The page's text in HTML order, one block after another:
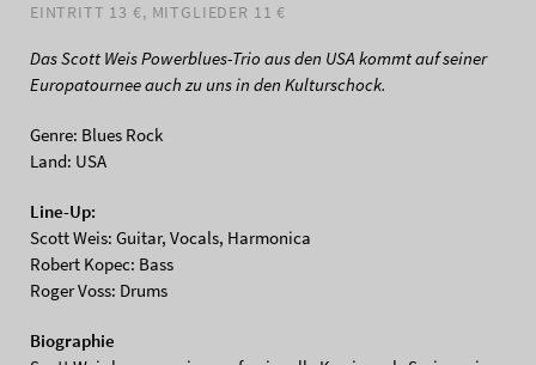
EINTRITT 13 €, MITGLIEDER 11 €
Das Scott Weis Powerblues-Trio aus den USA kommt auf seiner
Europatournee auch zu uns in den Kulturschock.
Genre: Blues Rock
Land: USA
Line-Up:
Scott Weis: Guitar, Vocals, Harmonica
Robert Kopec: Bass
Roger Voss: Drums
Biographie